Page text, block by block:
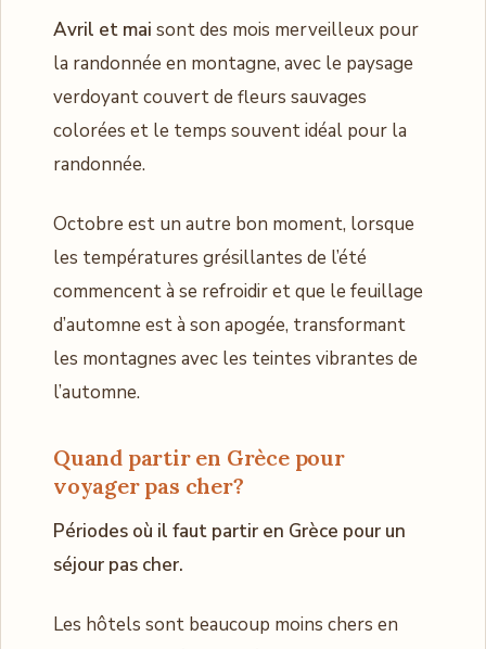
Avril et mai sont des mois merveilleux pour
la randonnée en montagne, avec le paysage
verdoyant couvert de fleurs sauvages
colorées et le temps souvent idéal pour la
randonnée.
Octobre est un autre bon moment, lorsque
les températures grésillantes de l’été
commencent à se refroidir et que le feuillage
d’automne est à son apogée, transformant
les montagnes avec les teintes vibrantes de
l’automne.
Quand partir en Grèce pour
voyager pas cher?
Périodes où il faut partir en Grèce pour un
séjour pas cher.
Les hôtels sont beaucoup moins chers en